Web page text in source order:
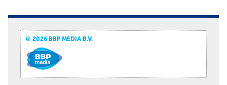
© 2026 BBP MEDIA B.V.